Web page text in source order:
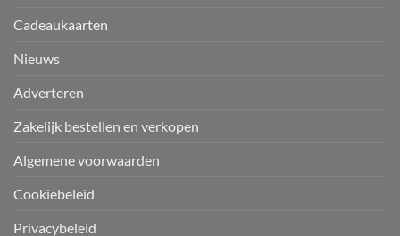
Cadeaukaarten
Nieuws
Adverteren
Zakelijk bestellen en verkopen
Algemene voorwaarden
Cookiebeleid
Privacybeleid